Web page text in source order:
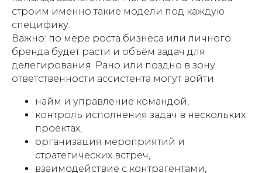
строим именно такие модели под каждую
специфику.
Важно: по мере роста бизнеса или личного
бренда будет расти и объём задач для
делегирования. Рано или поздно в зону
ответственности ассистента могут войти:
найм и управление командой,
контроль исполнения задач в нескольких
проектах,
организация мероприятий и
стратегических встреч,
взаимодействие с контрагентами,